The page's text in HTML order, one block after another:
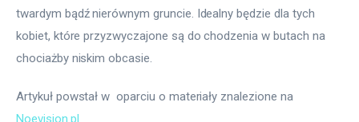
twardym bądź nierównym gruncie. Idealny będzie dla tych
kobiet, które przyzwyczajone są do chodzenia w butach na
chociażby niskim obcasie.
Artykuł powstał w  oparciu o materiały znalezione na
Noevision.pl